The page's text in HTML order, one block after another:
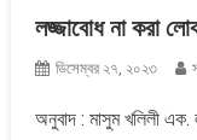
লজ্জাবোধ না করা
ডিসেম্বর ২৭, ২০২৩
অনুবাদ : মাসুম খলিলী এক.